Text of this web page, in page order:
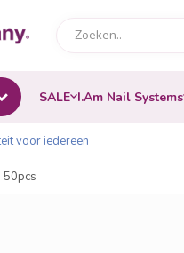
SALE I.Am Nail Systems
voor iedereen
50pcs